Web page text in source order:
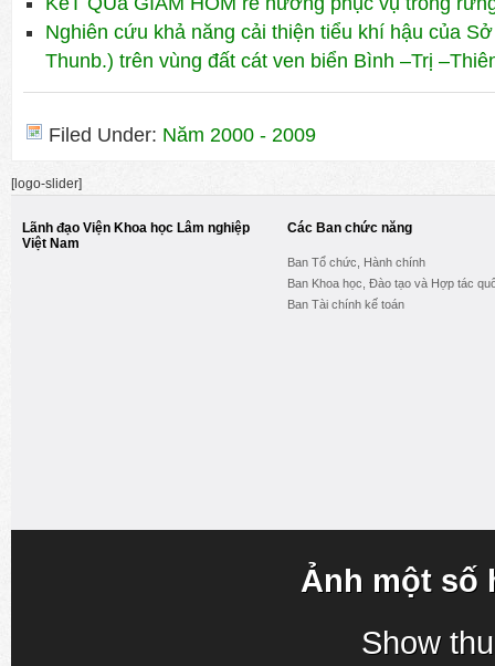
Nghiên cứu khả năng cải thiện tiểu khí hậu của
Thunb.) trên vùng đất cát ven biển Bình –Trị
Filed Under: Năm 2000 - 2009
[logo-slider]
Lãnh đạo Viện Khoa học Lâm nghiệp
Việt Nam
Các Ban chức năng
Ban Tổ chức, Hành chính
Ban Khoa học, Đào tạo và Hợp tác
Ban Tài chính kế toán
Ảnh một số
Show